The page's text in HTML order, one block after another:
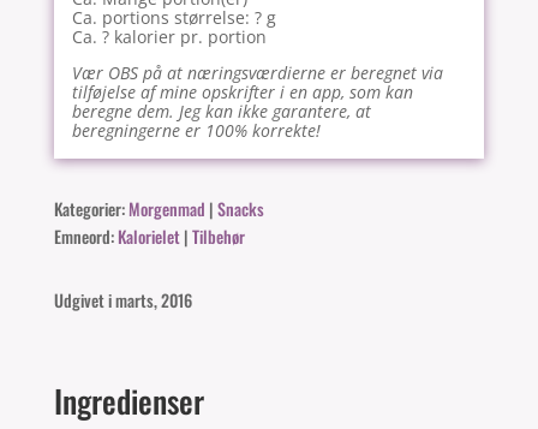
Ca. portions størrelse: ? g
Ca. ? kalorier pr. portion
Vær OBS på at næringsværdierne er beregnet via
tilføjelse af mine opskrifter i en app, som kan
beregne dem. Jeg kan ikke garantere, at
beregningerne er 100% korrekte!
Kategorier:Morgenmad |Snacks
Emneord:Kalorielet|Tilbehør
Udgivet i marts, 2016
Ingredienser